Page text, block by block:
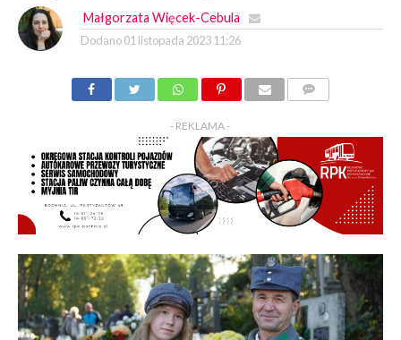
Małgorzata Więcek-Cebula
Dodano 01 listopada 2023 11:26
- REKLAMA -